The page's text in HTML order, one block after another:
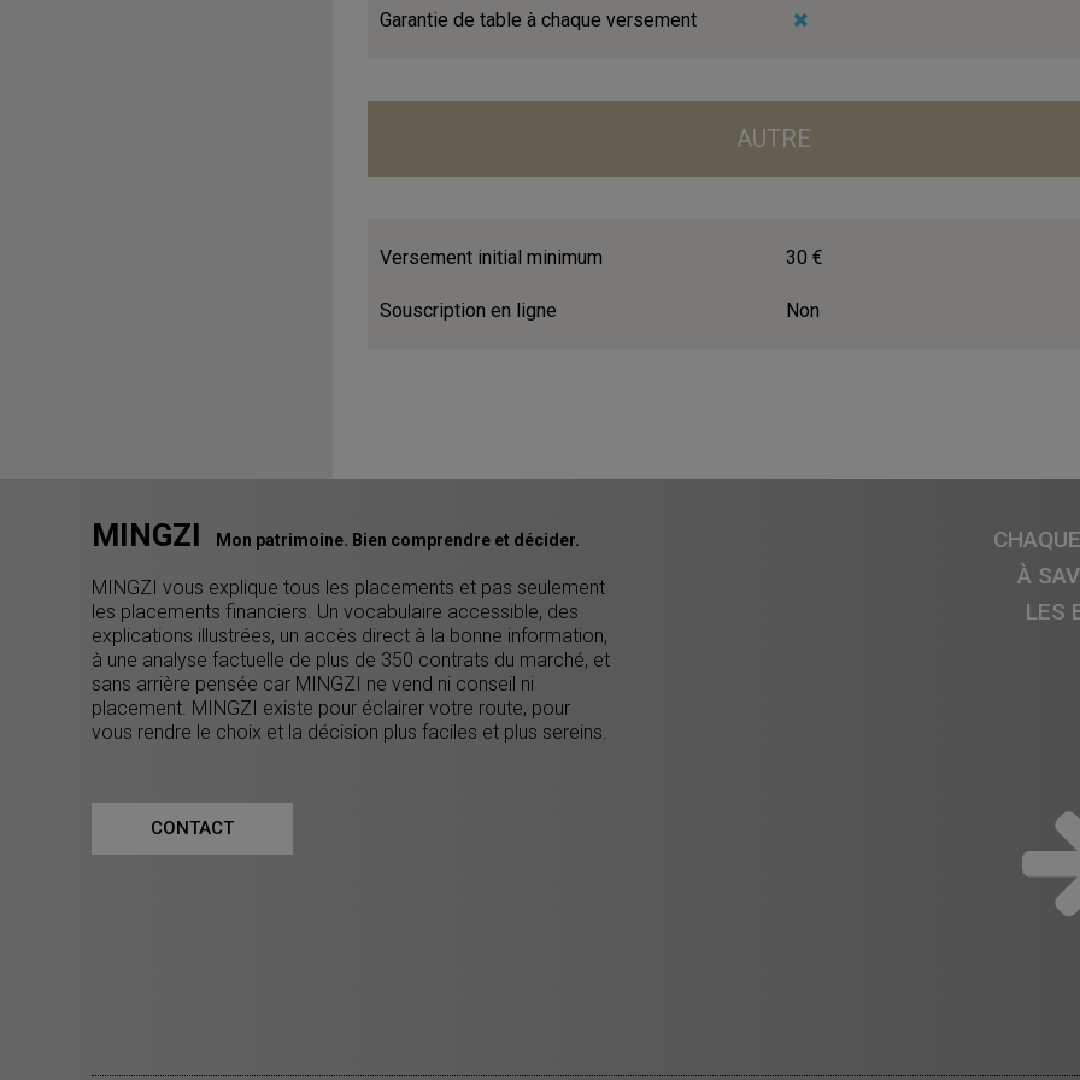
Garantie de table à chaque versement
AUTRE
Versement initial minimum 30 €
Souscription en ligne Non
MINGZI Mon patrimoine. Bien comprendre et décider.
MINGZI vous explique tous les placements et pas seulement
les placements financiers. Un vocabulaire accessible, des
explications illustrées, un accès direct à la bonne information,
à une analyse factuelle de plus de 350 contrats du marché, et
sans arrière pensée car MINGZI ne vend ni conseil ni
placement. MINGZI existe pour éclairer votre route, pour
vous rendre le choix et la décision plus faciles et plus sereins.
À
LES
CONTACT